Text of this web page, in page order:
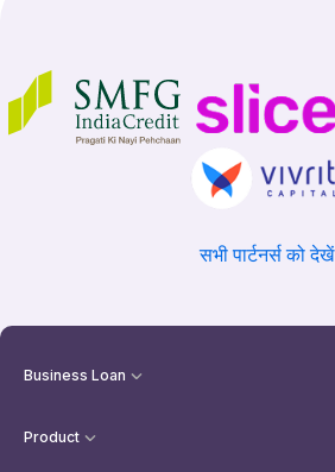
सभी पार्टनर्स को देखें
Business Loan
Product